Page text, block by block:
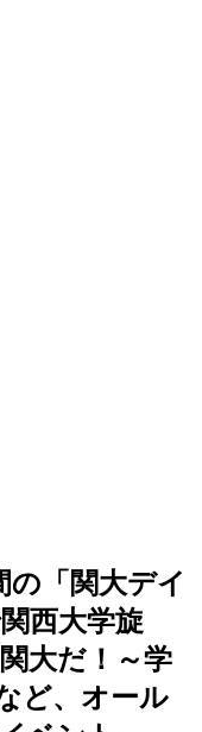
「関大デイ
西大学旋
大だ！～学
ど、オール